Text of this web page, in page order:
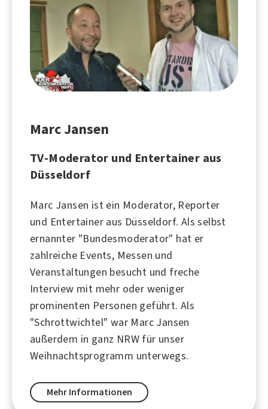
Marc Jansen
TV-Moderator und Entertainer aus
Düsseldorf
Marc Jansen ist ein Moderator, Reporter
und Entertainer aus Düsseldorf. Als selbst
ernannter "Bundesmoderator" hat er
zahlreiche Events, Messen und
Veranstaltungen besucht und freche
Interview mit mehr oder weniger
prominenten Personen geführt. Als
"Schrottwichtel" war Marc Jansen
außerdem in ganz NRW für unser
Weihnachtsprogramm unterwegs.
Mehr Informationen